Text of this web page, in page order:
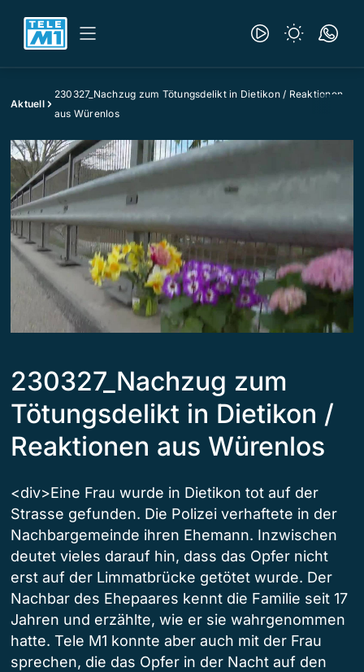
Aktuell
230327_Nachzug zum Tötungsdelikt in Dietikon / Reaktionen
aus Würenlos
230327_Nachzug zum
Tötungsdelikt in Dietikon /
Reaktionen aus Würenlos
<div>Eine Frau wurde in Dietikon tot auf der
Strasse gefunden. Die Polizei verhaftete in der
Nachbargemeinde ihren Ehemann. Inzwischen
deutet vieles darauf hin, dass das Opfer nicht
erst auf der Limmatbrücke getötet wurde. Der
Nachbar des Ehepaares kennt die Familie seit 17
Jahren und erzählte, wie er sie wahrgenommen
hatte. Tele M1 konnte aber auch mit der Frau
sprechen, die das Opfer in der Nacht auf den